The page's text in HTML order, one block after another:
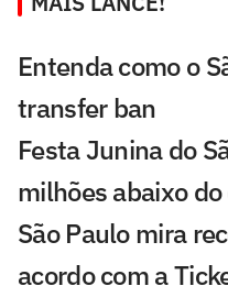
Entenda como o
transfer ban
Festa Junina do
milhões abaixo
São Paulo mira
acordo com a